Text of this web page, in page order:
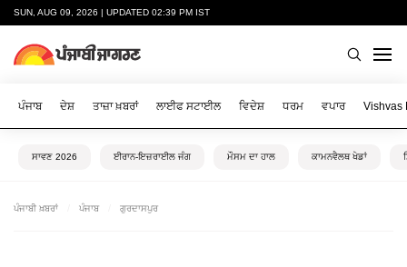
SUN, AUG 09, 2026 | UPDATED 02:39 PM IST
ਪੰਜਾਬ ਦੇਸ਼ ਤਾਜ਼ਾ ਖ਼ਬਰਾਂ ਲਾਈਫ ਸਟਾਈਲ ਵਿਦੇਸ਼ ਧਰਮ ਵਪਾਰ Vishvas
ਸਾਵਣ 2026 ਈਰਾਨ-ਇਜ਼ਰਾਈਲ ਜੰਗ ਮੌਸਮ ਦਾ ਹਾਲ ਕਾਮਨਵੈਲਥ ਖੇਡਾਂ
ਪੰਜਾਬੀ ਖ਼ਬਰਾਂ ਪੰਜਾਬ ਗੁਰਦਾਸਪੁਰ